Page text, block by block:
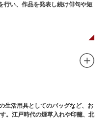
行い、作品を発表し続け俳句や短
みながらも34歳で亡くなるまで
あります。
して明治の雰囲気が体感できる魅
間」などを復元しており、明治の
できます。現在、一般のボランテ
ます。
生活用具としてのバッグなど、お
。江戸時代の煙草入れや印籠、北